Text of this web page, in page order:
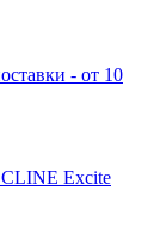
- от 10
Excite